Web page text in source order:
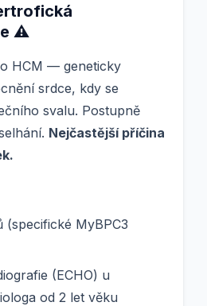
⚠️
HCM — geneticky
srdce, kdy se
svalu. Postupně
Nejčastější příčina
(specifické MyBPC3
(ECHO) u
od 2 let věku